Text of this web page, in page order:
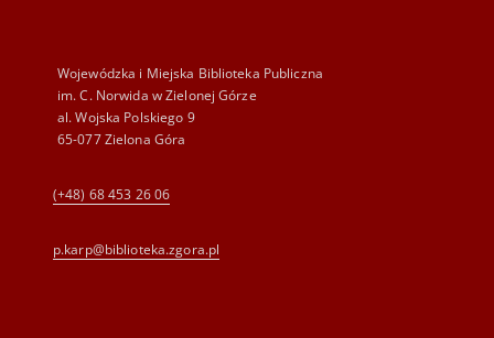
Wojewódzka i Miejska Biblioteka Publiczna
im. C. Norwida w Zielonej Górze
al. Wojska Polskiego 9
65-077 Zielona Góra
(+48) 68 453 26 06
p.karp@biblioteka.zgora.pl